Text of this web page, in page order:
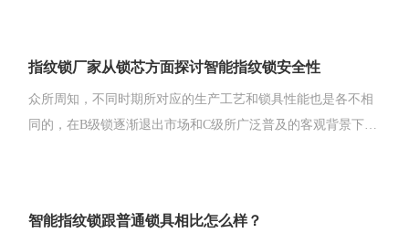
指纹锁厂家从锁芯方面探讨智能指纹锁安全性
众所周知，不同时期所对应的生产工艺和锁具性能也是各不相
同的，在B级锁逐渐退出市场和C级所广泛普及的客观背景下，
智能指纹锁跟普通锁具相比怎么样？